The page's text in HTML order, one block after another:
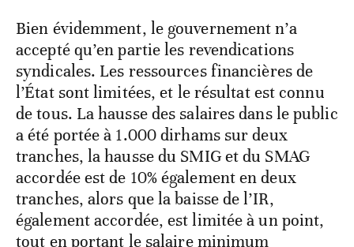
Bien évidemment, le gouvernement n’a
accepté qu’en partie les revendications
syndicales. Les ressources financières de
l’État sont limitées, et le résultat est connu
de tous. La hausse des salaires dans le public
a été portée à 1.000 dirhams sur deux
tranches, la hausse du SMIG et du SMAG
accordée est de 10% également en deux
tranches, alors que la baisse de l’IR,
également accordée, est limitée à un point,
tout en portant le salaire minimum